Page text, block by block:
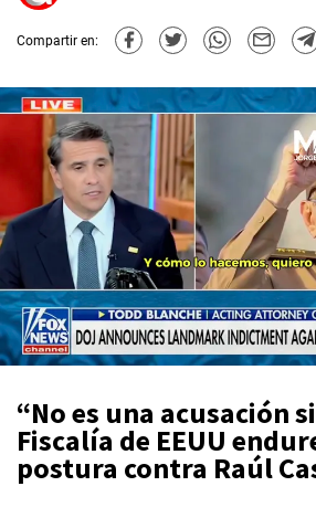
Compartir en:
“No es una acusación
Fiscalía de EEUU
postura contra Raúl